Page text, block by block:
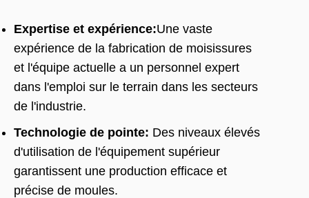
Expertise et expérience:Une vaste
expérience de la fabrication de moisissures
et l'équipe actuelle a un personnel expert
dans l'emploi sur le terrain dans les secteurs
de l'industrie.
Technologie de pointe: Des niveaux élevés
d'utilisation de l'équipement supérieur
garantissent une production efficace et
précise de moules.